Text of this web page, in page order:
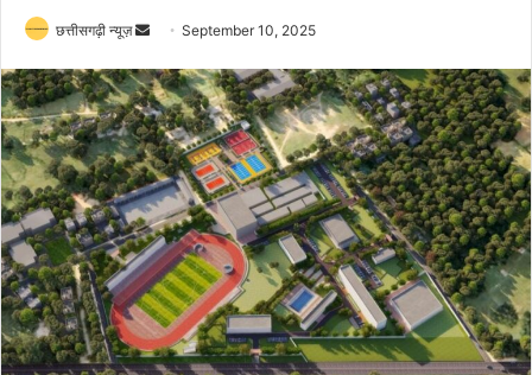
छत्तीसगढ़ी न्यूज़
Send
email
September 10, 2025